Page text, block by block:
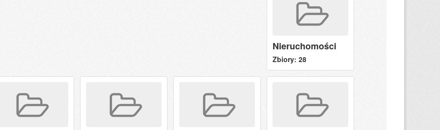
Nieruchomości
Zbiory: 28